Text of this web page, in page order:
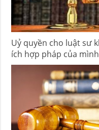
Uỷ quyền cho luật sư
ích hợp pháp của